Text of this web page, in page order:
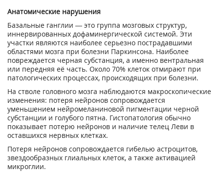
Анатомические нарушения
Базальные ганглии — это группа мозговых структур,
иннервированных дофаминергической системой. Эти
участки являются наиболее серьезно пострадавшими
областями мозга при болезни Паркинсона. Наиболее
повреждается черная субстанция, а именно вентральная
или передняя её часть. Около 70% клеток отмирают при
патологических процессах, происходящих при болезни.
На стволе головного мозга наблюдаются макроскопические
изменения: потеря нейронов сопровождается
уменьшением нейромеланиновой пигментации черной
субстанции и голубого пятна. Гистопатология обычно
показывает потерю нейронов и наличие телец Леви в
оставшихся нервных клетках.
Потеря нейронов сопровождается гибелью астроцитов,
звездообразных глиальных клеток, а также активацией
микроглии.